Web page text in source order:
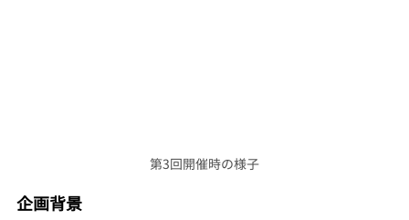
第3回開催時の様子
企画背景